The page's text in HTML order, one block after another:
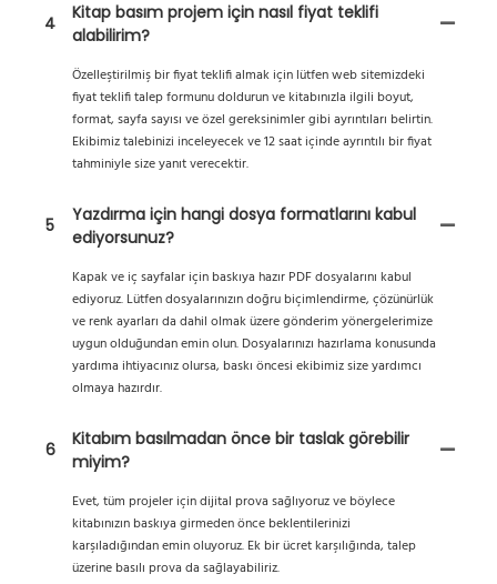
4
Kitap basım projem için nasıl fiyat teklifi
alabilirim?
Özelleştirilmiş bir fiyat teklifi almak için lütfen web sitemizdeki
fiyat teklifi talep formunu doldurun ve kitabınızla ilgili boyut,
format, sayfa sayısı ve özel gereksinimler gibi ayrıntıları belirtin.
Ekibimiz talebinizi inceleyecek ve 12 saat içinde ayrıntılı bir fiyat
tahminiyle size yanıt verecektir.
5
Yazdırma için hangi dosya formatlarını kabul
ediyorsunuz?
Kapak ve iç sayfalar için baskıya hazır PDF dosyalarını kabul
ediyoruz. Lütfen dosyalarınızın doğru biçimlendirme, çözünürlük
ve renk ayarları da dahil olmak üzere gönderim yönergelerimize
uygun olduğundan emin olun. Dosyalarınızı hazırlama konusunda
yardıma ihtiyacınız olursa, baskı öncesi ekibimiz size yardımcı
olmaya hazırdır.
6
Kitabım basılmadan önce bir taslak görebilir
miyim?
Evet, tüm projeler için dijital prova sağlıyoruz ve böylece
kitabınızın baskıya girmeden önce beklentilerinizi
karşıladığından emin oluyoruz. Ek bir ücret karşılığında, talep
üzerine basılı prova da sağlayabiliriz.